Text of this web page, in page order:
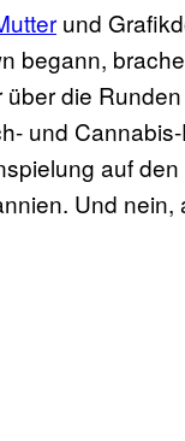
und
begann,
die
und
auf
Und